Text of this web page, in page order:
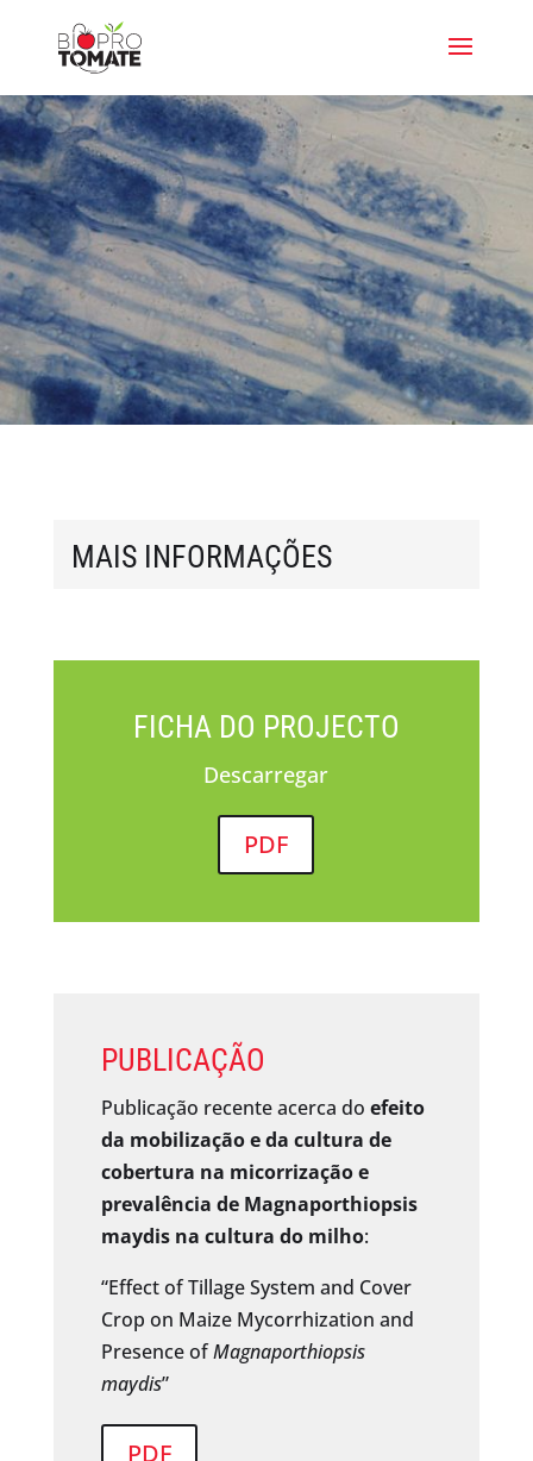
MAIS INFORMAÇÕES
FICHA DO PROJECTO
Descarregar
PDF
PUBLICAÇÃO
Publicação recente acerca do efeito
da mobilização e da cultura de
cobertura na micorrização e
prevalência de Magnaporthiopsis
maydis na cultura do milho:
“Effect of Tillage System and Cover
Crop on Maize Mycorrhization and
Presence ofMagnaporthiopsis
maydis”
PDF